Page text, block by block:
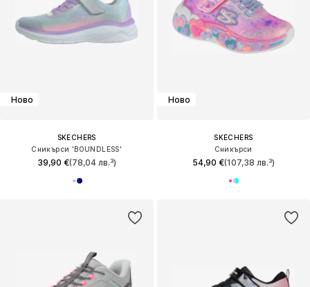
Ново
SKECHERS
Сникърси 'BOUNDLESS'
39,90 €(78,04 лв.³)
Ново
SKECHERS
Сникърси
54,90 €(107,38 лв.³)